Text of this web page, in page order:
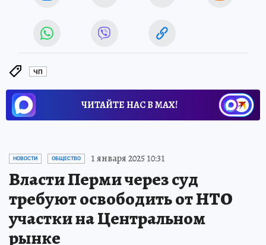
ЧП
ЧИТАЙТЕ НАС В МАХ!
НОВОСТИ ОБЩЕСТВО 1 января 2025 10:31
Власти Перми через суд
требуют освободить от НТО
участки на Центральном
рынке